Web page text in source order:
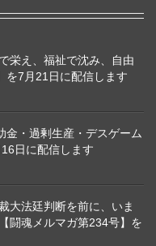
栄え、福祉で沈み、自由
を7月21日に配信します
金・過剰生産・デスゲーム
日に配信します
大法廷判断を前に、いま
闘魂メルマガ第234号】を